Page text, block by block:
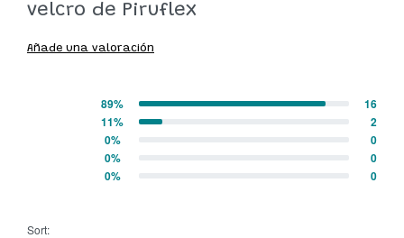
velcro de Piruflex
Añade una valoración
de 5
89% 16
11% 2
0% 0
0% 0
0% 0
Sort: